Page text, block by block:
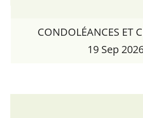
CONDOLÉANCES ET
19 Sep